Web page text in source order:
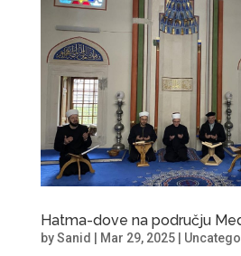
Hatma-dove na području
bySanid Mar 29, 2025|